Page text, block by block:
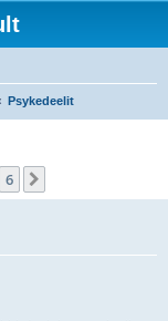
Psykedeelit
6